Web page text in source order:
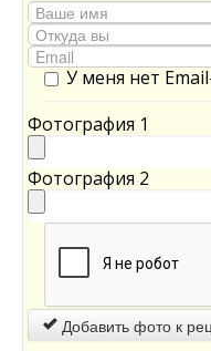
У меня нет
Фотография 1
Фотография 2
Добавить фото к